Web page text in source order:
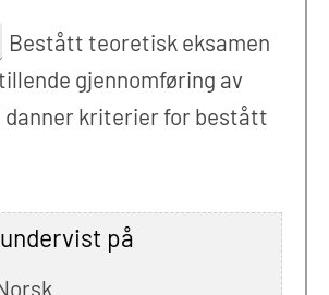
Bestått teoretisk eksamen
gjennomføring av
danner kriterier for bestått
på